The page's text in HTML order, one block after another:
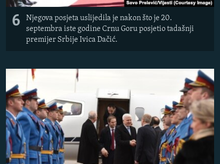
6
Njegova posjeta uslijedila je nakon što je 20.
septembra iste godine Crnu Goru posjetio tadašnji
premijer Srbije Ivica Dačić.